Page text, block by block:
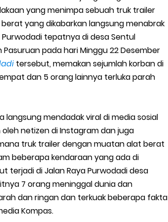
Sendiri dan Orang Lain
Online
Gojek Dibekukan
Mitra Gojek
Perlu Kamu Ketahui
dan Mobil 2023
yang menimpa sebuah truk trailer
yang dikabarkan langsung menabrak
tepatnya di desa Sentul
pada hari Minggu 22 Desember
tersebut, memakan sejumlah korban di
dan 5 orang lainnya terluka parah
langsung mendadak viral di media sosial
netizen di Instagram dan juga
truk trailer dengan muatan alat berat
beberapa kendaraan yang ada di
terjadi di Jalan Raya Purwodadi desa
7 orang meninggal dunia dan
dan ringan dan terkuak beberapa fakta
Kompas.